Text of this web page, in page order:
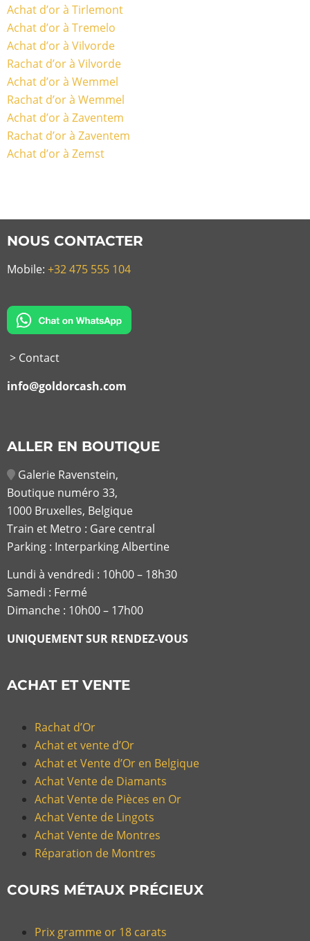
Achat d’or à Tirlemont
Achat d’or à Tremelo
Achat d’or à Vilvorde
Rachat d’or à Vilvorde
Achat d’or à Wemmel
Rachat d’or à Wemmel
Achat d’or à Zaventem
Rachat d’or à Zaventem
Achat d’or à Zemst
NOUS CONTACTER
Mobile: +32 475 555 104
> Contact
info@goldorcash.com
ALLER EN BOUTIQUE
Galerie Ravenstein,
Boutique numéro 33,
1000 Bruxelles, Belgique
Train et Metro : Gare central
Parking : Interparking Albertine
Lundi à vendredi : 10h00 – 18h30
Samedi : Fermé
Dimanche : 10h00 – 17h00
UNIQUEMENT SUR RENDEZ-VOUS
ACHAT ET VENTE
Rachat d’Or
Achat et vente d’Or
Achat et Vente d’Or en Belgique
Achat Vente de Diamants
Achat Vente de Pièces en Or
Achat Vente de Lingots
Achat Vente de Montres
Réparation de Montres
COURS MÉTAUX PRÉCIEUX
Prix gramme or 18 carats